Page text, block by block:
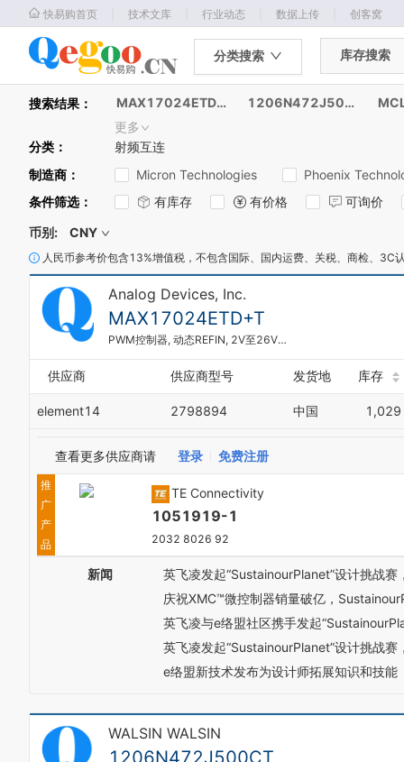
快易购首页 技术文库 行业动态 数据上传 创客窝
分类搜索 库存搜索
搜索结果： MAX17024ETD+T 1206N472J500CT
更多
分类 ：
射频互连
制造商 ： Micron Technologies
Phoenix
条件筛选： 有库存 有价格
可询价
币别:
CNY
人民币参考价包含13%增值税，不包含国际、国内运费、关税、商检、3C
Analog Devices, Inc.
MAX17024ETD+T
PWM控制器, 动态REFIN, 2V至26V电源, 2.015V/1.5A输出, TDFN-14
供应商 供应商型号 发货地 库存
element14 2798894 中国 1,029
查看更多供应商请 登录 免费注册
推
广
产
品
TE Connectivity
1051919-1
2032 8026 92
新闻
英飞凌发起“SustainourPlanet”设计挑战
庆祝XMC™微控制器销量破亿，
英飞凌与e络盟社区携手发起
英飞凌发起“SustainourPlanet”设计挑战赛
‍‍‍e络盟新技术发布为设计师拓展知识和技能
WALSIN WALSIN
1206N472J500CT